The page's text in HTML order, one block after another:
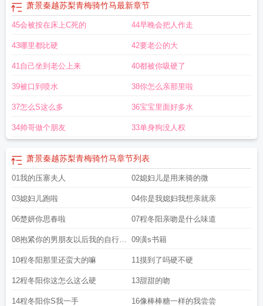
萧景秦越苏梨青梅骑竹马最新章节
45会被按在床上C死的 44早晚会把人作走
43哪里都比硬 42要老公的大
41自己坐到老公上来 40都被你吸硬了
39被口到喷水 38你怎么亲那里啦
37怎么S这么多 36宝宝里面好多水
34帅哥做个朋友 33单身狗没人权
萧景秦越苏梨青梅骑竹马章节列表
01我的压寨夫人 02媳妇儿是用来骑的微
03媳妇儿跑啦 04你是我媳妇我想亲就亲
06楚妍你思春啦 07程冬阳亲吻是什么味道
08抱紧你的男朋友以后我的自行车
座位就归你了
09潢s书籍
10程冬阳那里还蛮大的嘛 11摸到了吗硬不硬
12程冬阳你这怎么这么硬 13甜甜的吻
14程冬阳你S我一手 16像棒棒糖一样的我尝尝